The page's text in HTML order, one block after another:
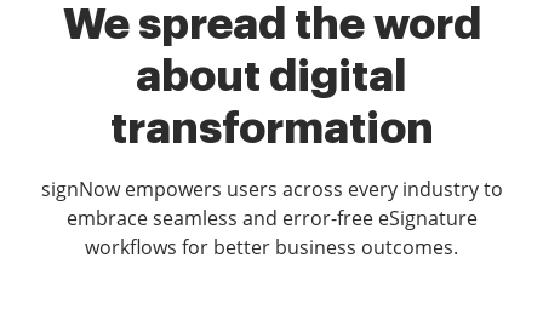
We spread the word
about digital
transformation
signNow empowers users across every industry to
embrace seamless and error-free eSignature
workflows for better business outcomes.